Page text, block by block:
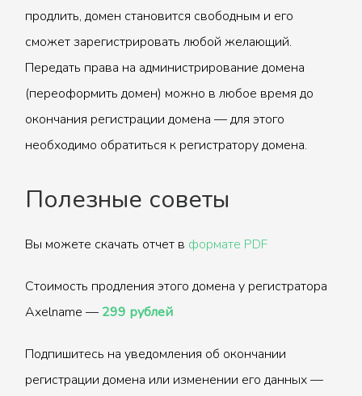
продлить, домен становится свободным и его
сможет зарегистрировать любой желающий.
Передать права на администрирование домена
(переоформить домен) можно в любое время до
окончания регистрации домена — для этого
необходимо обратиться к регистратору домена.
Полезные советы
Вы можете скачать отчет в формате PDF
Стоимость продления этого домена у регистратора
Axelname — 299 рублей
Подпишитесь на уведомления об окончании
регистрации домена или изменении его данных —